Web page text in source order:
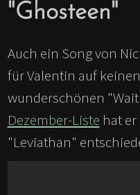
"Ghosteen"
Auch ein Song von
für Valentin auf
wunderschönen
Dezember-Liste hat
"Leviathan"